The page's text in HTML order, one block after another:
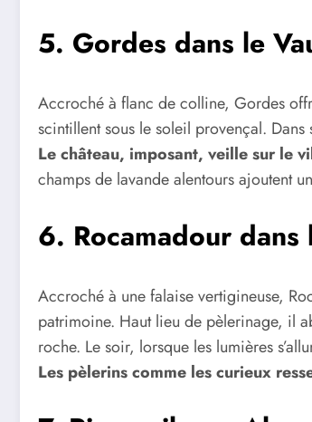
5. Gordes dans le
Accroché à flanc de colline, Gordes
scintillent sous le soleil provençal. Dans
Le château, imposant, veille sur le
champs de lavande alentours ajoutent
6. Rocamadour dans
Accroché à une falaise vertigineuse,
patrimoine. Haut lieu de pèlerinage, il
roche. Le soir, lorsque les lumières
Les pèlerins comme les curieux